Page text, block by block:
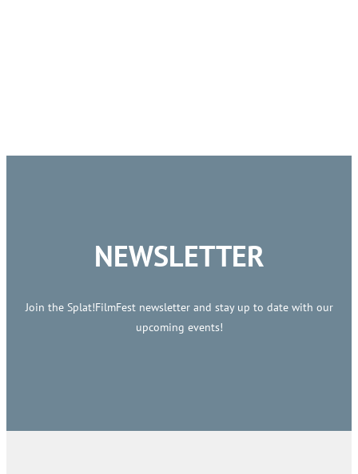
NEWSLETTER
Join the Splat!FilmFest newsletter and stay up to date with our
upcoming events!